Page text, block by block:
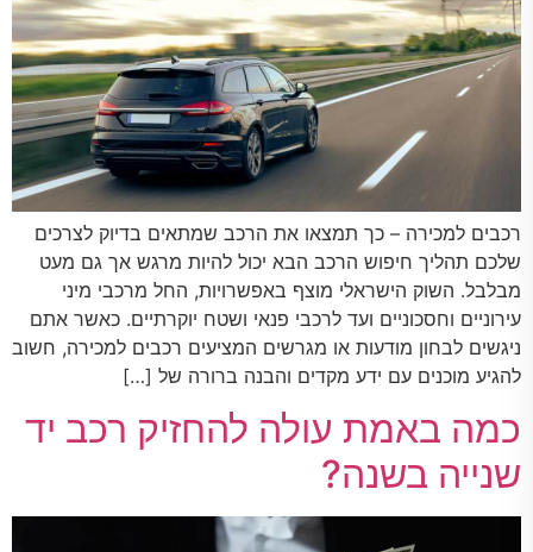
רכבים למכירה – כך תמצאו את הרכב שמתאים בדיוק לצרכים
שלכם תהליך חיפוש הרכב הבא יכול להיות מרגש אך גם מעט
מבלבל. השוק הישראלי מוצף באפשרויות, החל מרכבי מיני
עירוניים וחסכוניים ועד לרכבי פנאי ושטח יוקרתיים. כאשר אתם
ניגשים לבחון מודעות או מגרשים המציעים רכבים למכירה, חשוב
להגיע מוכנים עם ידע מקדים והבנה ברורה של […]
כמה באמת עולה להחזיק רכב יד
שנייה בשנה?